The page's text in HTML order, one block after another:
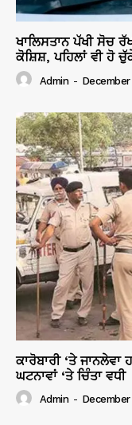
ਖਾਲਿਸਤਾਨ ਪੱਖੀ ਸੋਚ
ਕੋਸ਼ਿਸ਼, ਪਹਿਲਾਂ ਵੀ ਹੋ
Admin -
ਕਾਰੋਬਾਰੀ ‘ਤੇ
ਘਟਨਾਵਾਂ ‘ਤੇ ਚਿੰਤਾ ਵਧੀ
Admin -